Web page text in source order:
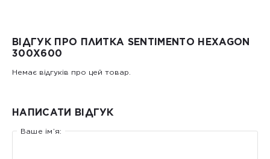
ВІДГУК ПРО ПЛИТКА SENTIMENTO HEXAGON
300Х600
Немає відгуків про цей товар.
НАПИСАТИ ВІДГУК
Ваше ім’я: